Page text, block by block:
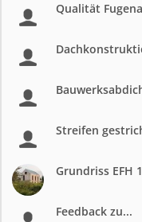
Qualität
Streifen
Grundriss EFH
Feedback zu...